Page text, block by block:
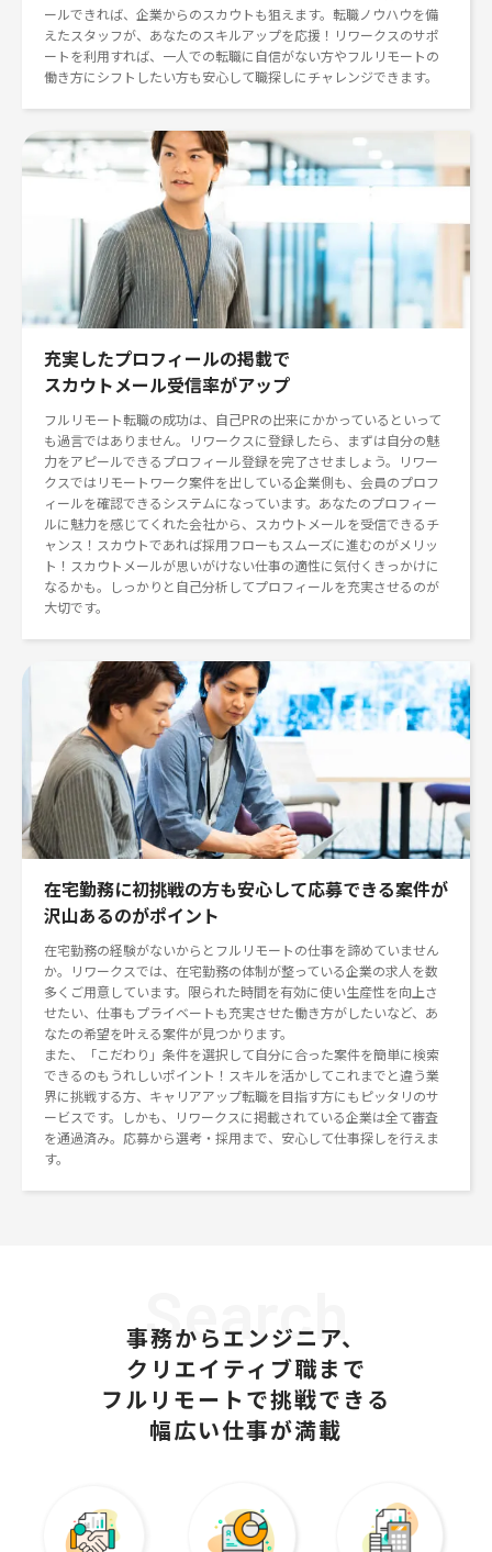
ールできれば、企業からのスカウトも狙えます。転職ノウハウを備
えたスタッフが、あなたのスキルアップを応援！リワークスのサポ
ートを利用すれば、一人での転職に自信がない方やフルリモートの
働き方にシフトしたい方も安心して職探しにチャレンジできます。
充実したプロフィールの掲載で
スカウトメール受信率がアップ
フルリモート転職の成功は、自己PRの出来にかかっているといって
も過言ではありません。リワークスに登録したら、まずは自分の魅
力をアピールできるプロフィール登録を完了させましょう。リワー
クスではリモートワーク案件を出している企業側も、会員のプロフ
ィールを確認できるシステムになっています。あなたのプロフィー
ルに魅力を感じてくれた会社から、スカウトメールを受信できるチ
ャンス！スカウトであれば採用フローもスムーズに進むのがメリッ
ト！スカウトメールが思いがけない仕事の適性に気付くきっかけに
なるかも。しっかりと自己分析してプロフィールを充実させるのが
大切です。
在宅勤務に初挑戦の方も安心して応募できる案件が
沢山あるのがポイント
在宅勤務の経験がないからとフルリモートの仕事を諦めていません
か。リワークスでは、在宅勤務の体制が整っている企業の求人を数
多くご用意しています。限られた時間を有効に使い生産性を向上さ
せたい、仕事もプライベートも充実させた働き方がしたいなど、あ
なたの希望を叶える案件が見つかります。
また、「こだわり」条件を選択して自分に合った案件を簡単に検索
できるのもうれしいポイント！スキルを活かしてこれまでと違う業
界に挑戦する方、キャリアアップ転職を目指す方にもピッタリのサ
ービスです。しかも、リワークスに掲載されている企業は全て審査
を通過済み。応募から選考・採用まで、安心して仕事探しを行えま
す。
事務からエンジニア、
クリエイティブ職まで
フルリモートで挑戦できる
幅広い仕事が満載
Search